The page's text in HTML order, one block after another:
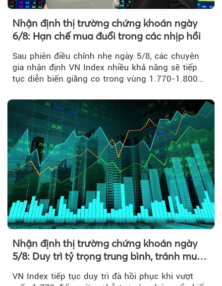
Nhận định thị trường chứng khoán ngày
6/8: Hạn chế mua đuổi trong các nhịp hồi
Sau phiên điều chỉnh nhẹ ngày 5/8, các chuyên
gia nhận định VN Index nhiều khả năng sẽ tiếp
tục diễn biến giằng co trong vùng 1.770-1.800
Nhận định thị trường chứng khoán ngày
5/8: Duy trì tỷ trọng trung bình, tránh mua
VN Index tiếp tục duy trì đà hồi phục khi vượt